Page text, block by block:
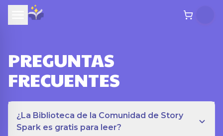
PREGUNTAS
FRECUENTES
¿La Biblioteca de la Comunidad de Story
Spark es gratis para leer?